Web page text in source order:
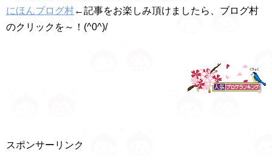
にほんブログ村←記事をお楽しみ頂けましたら、ブログ村
のクリックを～！(^0^)/
スポンサーリンク